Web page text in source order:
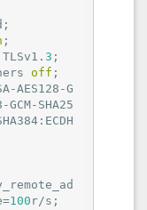
;
TLSv1. 3 ;
off ;
GCM-SHA25
100 r/s;